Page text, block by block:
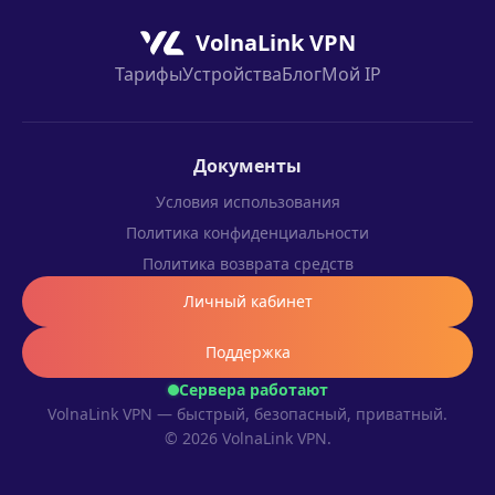
VolnaLink VPN
ТарифыУстройстваБлогМой IP
Сервера работают
VolnaLink VPN — быстрый, безопасный, приватный.
© 2026 VolnaLink VPN.
Документы
Условия использования
Политика конфиденциальности
Политика возврата средств
Личный кабинет
Поддержка